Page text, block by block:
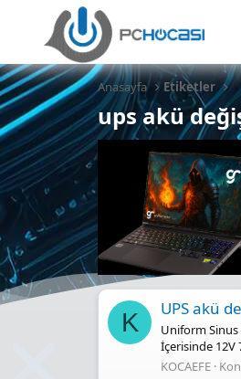
Anasayfa Etiketler
ups akü
K UPS akü
Uniform Sinus
İçerisinde 12V
KOCAEFE